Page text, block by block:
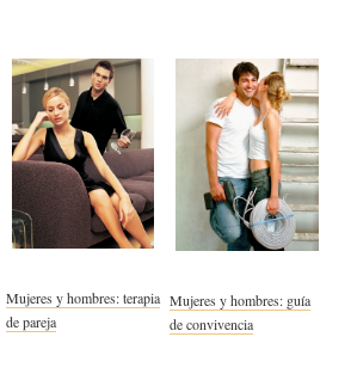
Mujeres y hombres: terapia
de pareja
Mujeres y hombres: guía
de convivencia